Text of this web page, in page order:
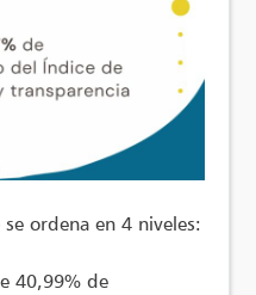
ordena en 4 niveles:
40,99% de